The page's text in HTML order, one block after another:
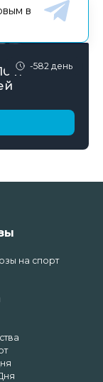
в
-582 день
и
на спорт